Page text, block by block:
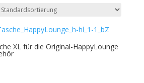
XL für die Original-HappyLounge